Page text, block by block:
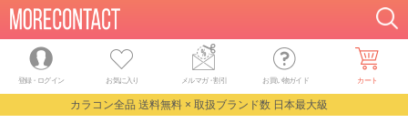
登録・ログイン お気に入り メルマガ・割引 お買い物ガイド カート
カラコン全品 送料無料 × 取扱ブランド数 日本最大級